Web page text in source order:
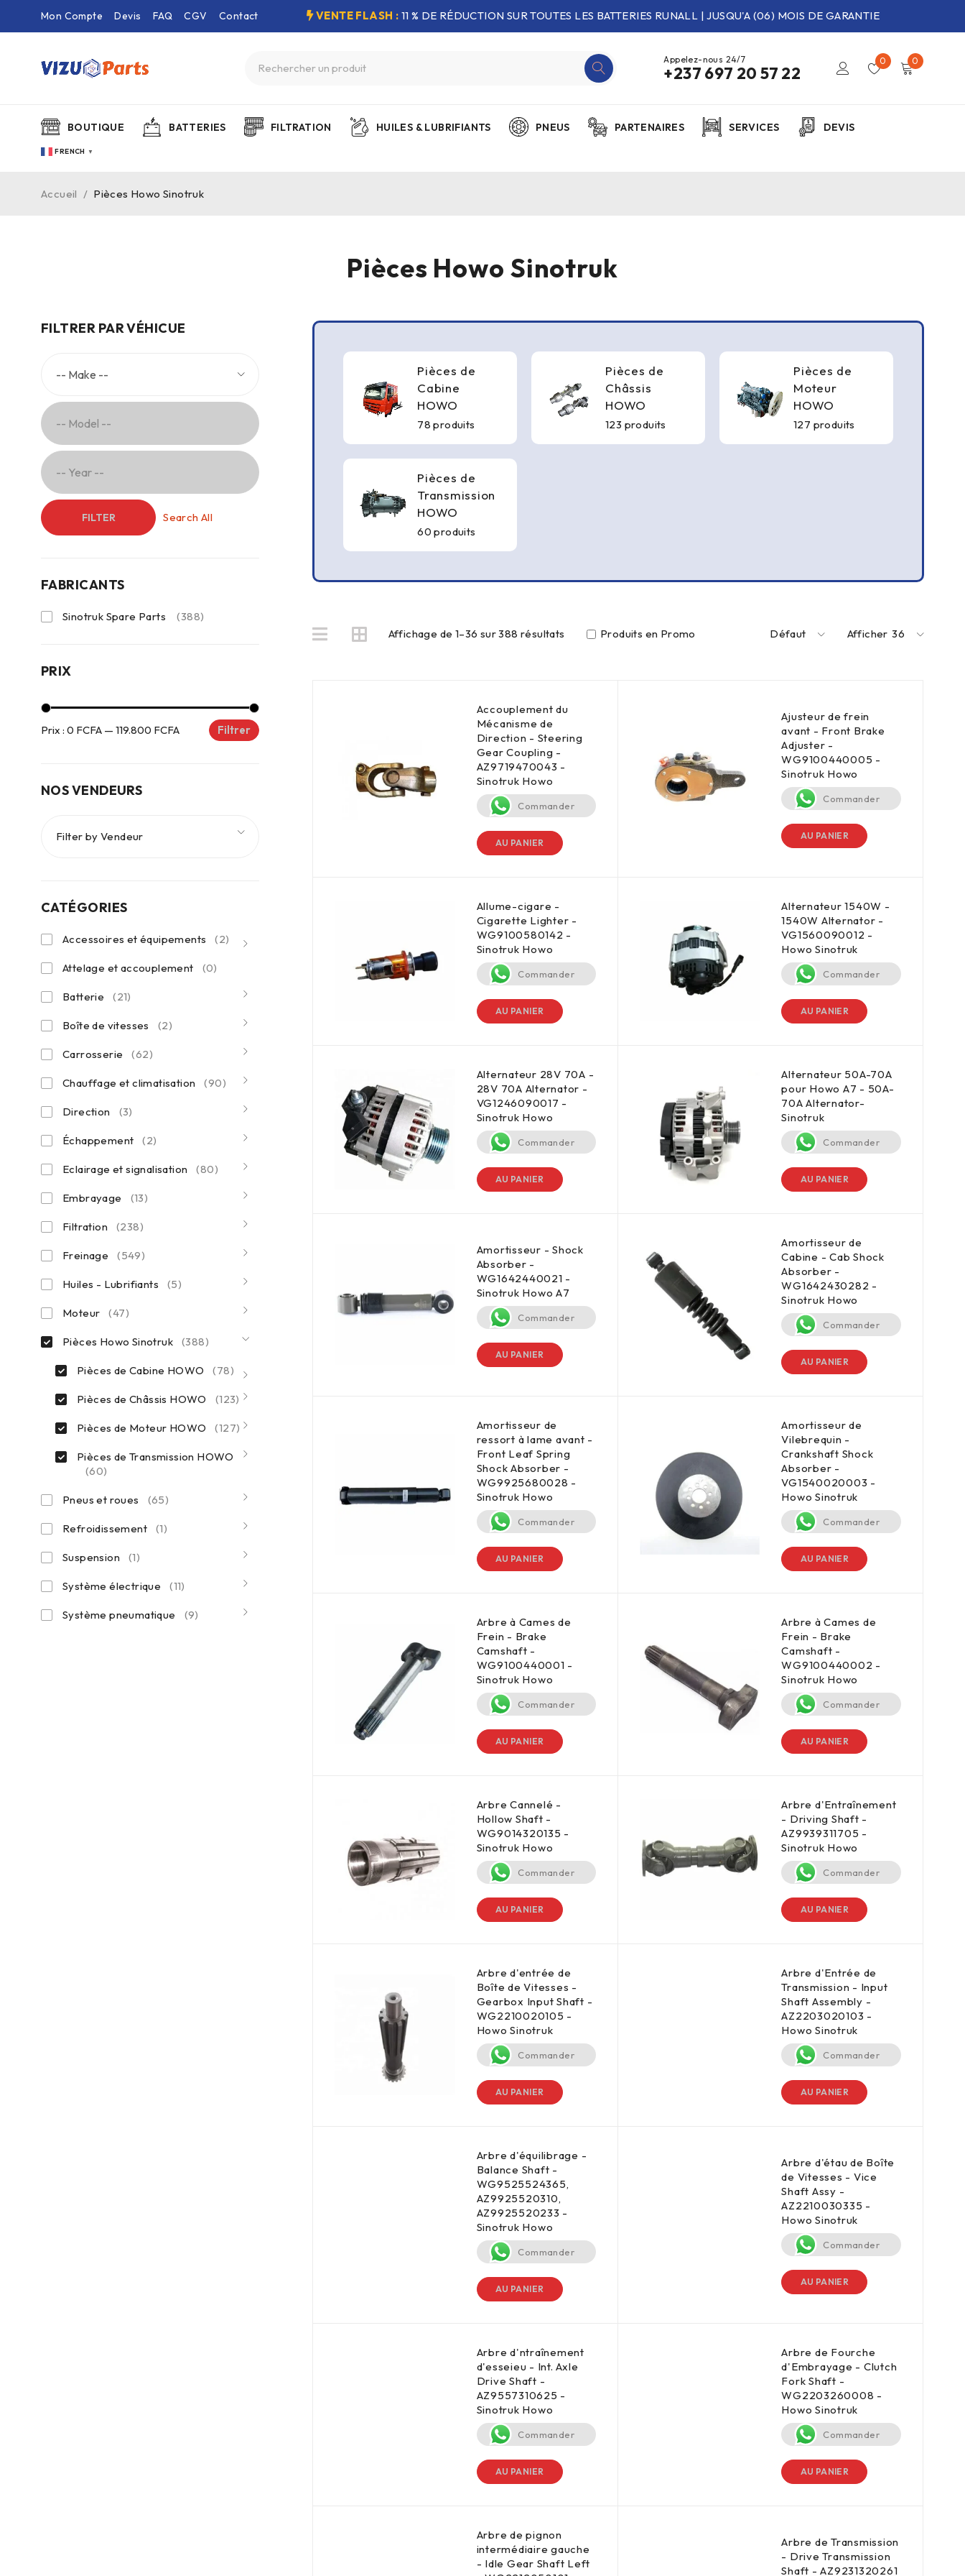
Mon Compte Devis FAQ CGV Contact VENTE FLASH : 11 % DE RÉDUCTION SUR TOUTES LES BATTERIES RUNALL | JUSQU'A (06) MOIS DE GARANTIE
Appelez-nous 24/7
+237 697 20 57 22
0 0
BOUTIQUE BATTERIES FILTRATION HUILES & LUBRIFIANTS PNEUS PARTENAIRES SERVICES DEVIS
FRENCH ▼
Pièces Howo Sinotruk
Accueil / Pièces Howo Sinotruk
FILTRER PAR VÉHICUE
FILTER Search All
FABRICANTS
Sinotruk Spare Parts (388)
PRIX
Filtrer
Prix : 0 FCFA — 119.800 FCFA
NOS VENDEURS
Filter by Vendeur
CATÉGORIES
Accessoires et équipements (2)
Attelage et accouplement (0)
Batterie (21)
Boîte de vitesses (2)
Carrosserie (62)
Chauffage et climatisation (90)
Direction (3)
Échappement (2)
Eclairage et signalisation (80)
Embrayage (13)
Filtration (238)
Freinage (549)
Huiles - Lubrifiants (5)
Moteur (47)
Pièces Howo Sinotruk (388)
Pièces de Cabine HOWO (78)
Pièces de Châssis HOWO (123)
Pièces de Moteur HOWO (127)
Pièces de Transmission HOWO
(60)
Pneus et roues (65)
Refroidissement (1)
Suspension (1)
Système électrique (11)
Système pneumatique (9)
Pièces de
Cabine
HOWO
78 produits
Pièces de
Châssis
HOWO
123 produits
Pièces de
Moteur
HOWO
127 produits
Pièces de
Transmission
HOWO
60 produits
Affichage de 1–36 sur 388 résultats Défaut
Produits en Promo Afficher 36
Accouplement du
Mécanisme de
Direction - Steering
Gear Coupling -
AZ9719470043 -
Sinotruk Howo
Commander
AU PANIER
Ajusteur de frein
avant - Front Brake
Adjuster -
WG9100440005 -
Sinotruk Howo
Commander
AU PANIER
Allume-cigare -
Cigarette Lighter -
WG9100580142 -
Sinotruk Howo
Commander
AU PANIER
Alternateur 1540W -
1540W Alternator -
VG1560090012 -
Howo Sinotruk
Commander
AU PANIER
Alternateur 28V 70A -
28V 70A Alternator -
VG1246090017 -
Sinotruk Howo
Commander
AU PANIER
Alternateur 50A-70A
pour Howo A7 - 50A-
70A Alternator-
Sinotruk
Commander
AU PANIER
Amortisseur - Shock
Absorber -
WG1642440021 -
Sinotruk Howo A7
Commander
AU PANIER
Amortisseur de
Cabine - Cab Shock
Absorber -
WG1642430282 -
Sinotruk Howo
Commander
AU PANIER
Amortisseur de
ressort à lame avant -
Front Leaf Spring
Shock Absorber -
WG9925680028 -
Sinotruk Howo
Commander
AU PANIER
Amortisseur de
Vilebrequin -
Crankshaft Shock
Absorber -
VG1540020003 -
Howo Sinotruk
Commander
AU PANIER
Arbre à Cames de
Frein - Brake
Camshaft -
WG9100440001 -
Sinotruk Howo
Commander
AU PANIER
Arbre à Cames de
Frein - Brake
Camshaft -
WG9100440002 -
Sinotruk Howo
Commander
AU PANIER
Arbre Cannelé -
Hollow Shaft -
WG9014320135 -
Sinotruk Howo
Commander
AU PANIER
Arbre d'Entraînement
- Driving Shaft -
AZ9939311705 -
Sinotruk Howo
Commander
AU PANIER
Arbre d'entrée de
Boîte de Vitesses -
Gearbox Input Shaft -
WG2210020105 -
Howo Sinotruk
Commander
AU PANIER
Arbre d'Entrée de
Transmission - Input
Shaft Assembly -
AZ2203020103 -
Howo Sinotruk
Commander
AU PANIER
Arbre d'équilibrage -
Balance Shaft -
WG9525524365,
AZ9925520310,
AZ9925520233 -
Sinotruk Howo
Commander
AU PANIER
Arbre d'étau de Boîte
de Vitesses - Vice
Shaft Assy -
AZ2210030335 -
Howo Sinotruk
Commander
AU PANIER
Arbre d'ntraînement
d'esseieu - Int. Axle
Drive Shaft -
AZ9557310625 -
Sinotruk Howo
Commander
AU PANIER
Arbre de Fourche
d'Embrayage - Clutch
Fork Shaft -
WG2203260008 -
Howo Sinotruk
Commander
AU PANIER
Arbre de pignon
intermédiaire gauche
- Idle Gear Shaft Left
Arbre de Transmission
- Drive Transmission
Shaft - AZ9231320261